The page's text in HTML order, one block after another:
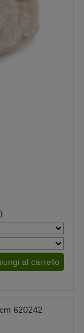
al carrello
620242